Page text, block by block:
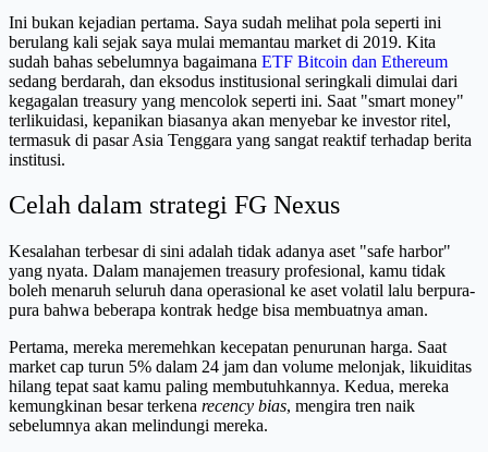
Ini bukan kejadian pertama. Saya sudah melihat pola seperti ini
berulang kali sejak saya mulai memantau market di 2019. Kita
sudah bahas sebelumnya bagaimana ETF Bitcoin dan Ethereum
sedang berdarah, dan eksodus institusional seringkali dimulai dari
kegagalan treasury yang mencolok seperti ini. Saat "smart money"
terlikuidasi, kepanikan biasanya akan menyebar ke investor ritel,
termasuk di pasar Asia Tenggara yang sangat reaktif terhadap berita
institusi.
Celah dalam strategi FG Nexus
Kesalahan terbesar di sini adalah tidak adanya aset "safe harbor"
yang nyata. Dalam manajemen treasury profesional, kamu tidak
boleh menaruh seluruh dana operasional ke aset volatil lalu berpura-
pura bahwa beberapa kontrak hedge bisa membuatnya aman.
Pertama, mereka meremehkan kecepatan penurunan harga. Saat
market cap turun 5% dalam 24 jam dan volume melonjak, likuiditas
hilang tepat saat kamu paling membutuhkannya. Kedua, mereka
kemungkinan besar terkena recency bias, mengira tren naik
sebelumnya akan melindungi mereka.